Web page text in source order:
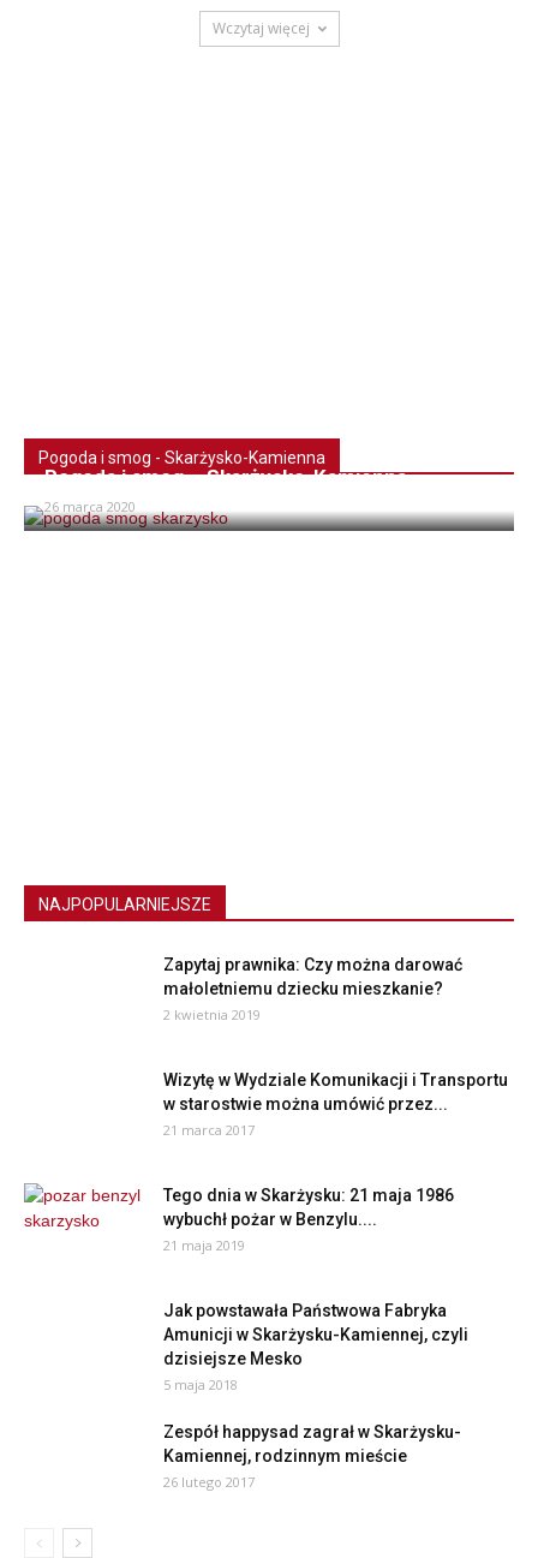
Wczytaj więcej
Pogoda i smog - Skarżysko-Kamienna
Pogoda i smog – Skarżysko-Kamienna
26 marca 2020
NAJPOPULARNIEJSZE
Zapytaj prawnika: Czy można darować
małoletniemu dziecku mieszkanie?
2 kwietnia 2019
Wizytę w Wydziale Komunikacji i Transportu
w starostwie można umówić przez...
21 marca 2017
Tego dnia w Skarżysku: 21 maja 1986
wybuchł pożar w Benzylu....
21 maja 2019
Jak powstawała Państwowa Fabryka
Amunicji w Skarżysku-Kamiennej, czyli
dzisiejsze Mesko
5 maja 2018
Zespół happysad zagrał w Skarżysku-
Kamiennej, rodzinnym mieście
26 lutego 2017